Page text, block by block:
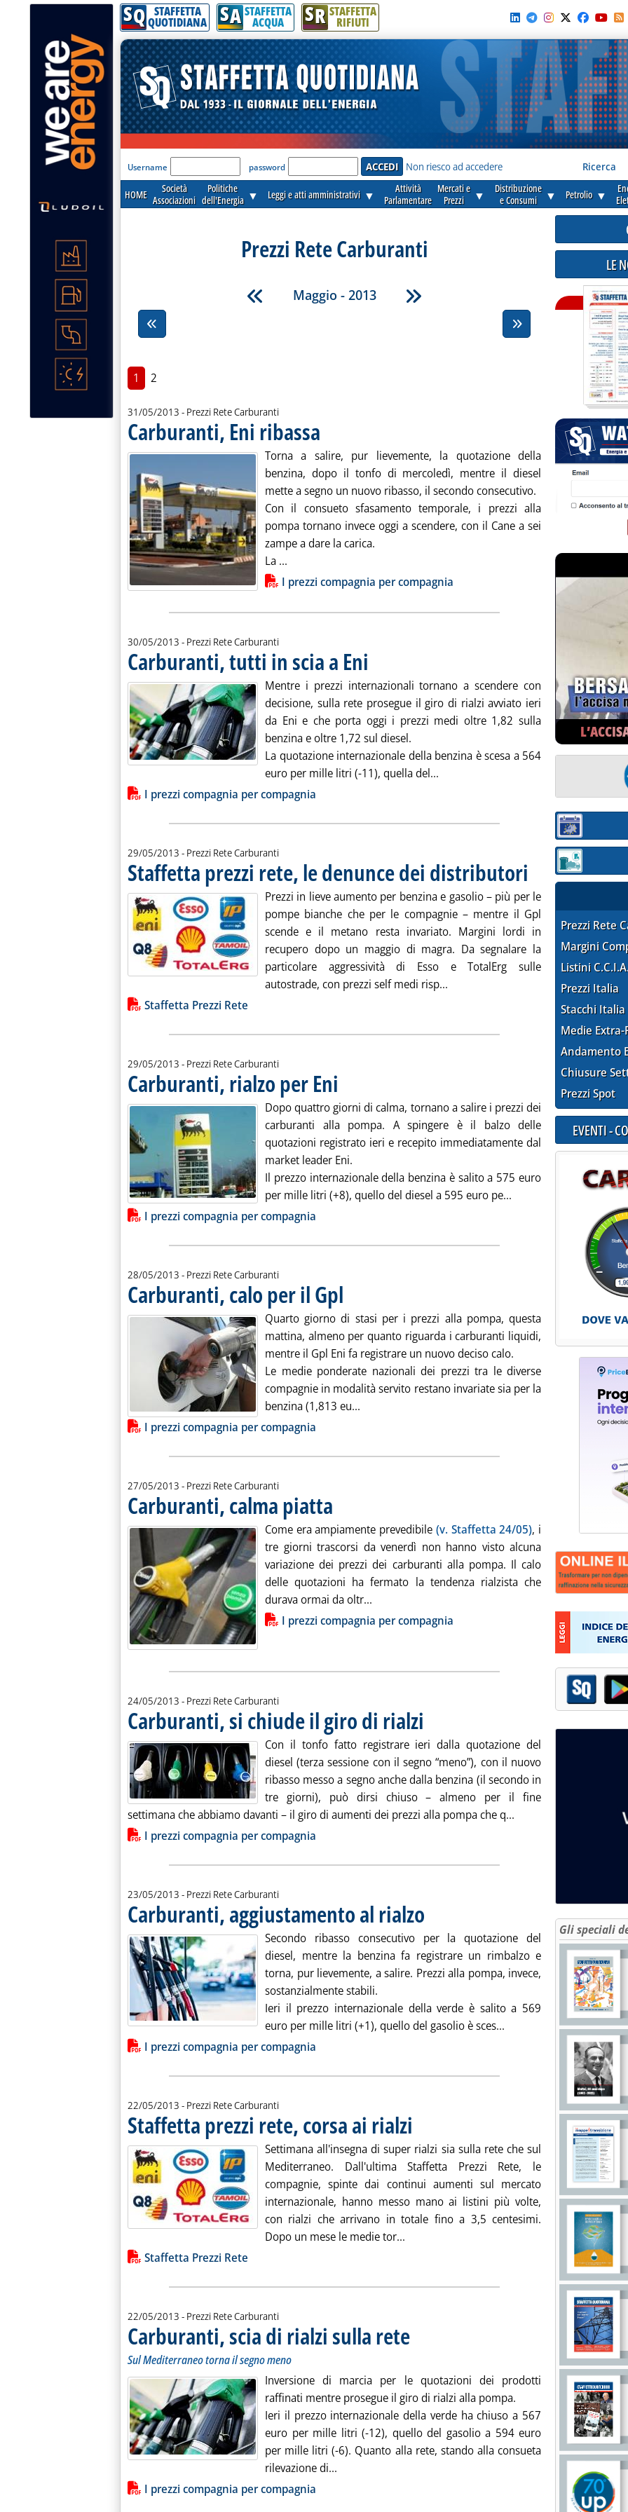
SQ STAFFETTA
QUOTIDIANA SA STAFFETTA
ACQUA SR STAFFETTA
RIFIUTI
'Modulo Login per accedere'
Username password Non riesco ad accedere Ricerca
HOME
Società
Associazioni
Politiche
dell'Energia ▼ Leggi e atti amministrativi ▼
Attività
Parlamentare
Mercati e
Prezzi
▼
Distribuzione
e Consumi
▼ Petrolio ▼
Prezzi Rete Carburanti
Maggio - 2013
1 2
31/05/2013 - Prezzi Rete Carburanti
Carburanti, Eni ribassa
Torna a salire, pur lievemente, la quotazione della
benzina, dopo il tonfo di mercoledì, mentre il diesel
mette a segno un nuovo ribasso, il secondo consecutivo.
Con il consueto sfasamento temporale, i prezzi alla
pompa tornano invece oggi a scendere, con il Cane a sei
zampe a dare la carica.
La ...
Lista allegati PDF alla notiziaI prezzi compagnia per compagnia
30/05/2013 - Prezzi Rete Carburanti
Carburanti, tutti in scia a Eni
Mentre i prezzi internazionali tornano a scendere con
decisione, sulla rete prosegue il giro di rialzi avviato ieri
da Eni e che porta oggi i prezzi medi oltre 1,82 sulla
benzina e oltre 1,72 sul diesel.
La quotazione internazionale della benzina è scesa a 564
euro per mille litri (-11), quella del... Leggi tutta la notizia: 'Carburanti,
Lista allegati PDF alla notizia
I prezzi compagnia per compagnia
29/05/2013 - Prezzi Rete Carburanti
Staffetta prezzi rete, le denunce dei distributori . Pubblicata mercoledì 29
Prezzi in lieve aumento per benzina e gasolio – più per le
pompe bianche che per le compagnie – mentre il Gpl
scende e il metano resta invariato. Margini lordi in
recupero dopo un maggio di magra. Da segnalare la
particolare aggressività di Esso e TotalErg sulle
autostrade, con prezzi self medi risp... Leggi tutta la notizia: 'Staffetta
Lista allegati PDF alla notizia
Staffetta Prezzi Rete
29/05/2013 - Prezzi Rete Carburanti
Carburanti, rialzo per Eni
Dopo quattro giorni di calma, tornano a salire i prezzi dei
carburanti alla pompa. A spingere è il balzo delle
quotazioni registrato ieri e recepito immediatamente dal
market leader Eni.
Il prezzo internazionale della benzina è salito a 575 euro
per mille litri (+8), quello del diesel a 595 euro pe... Leggi tutta la notizia:
Lista allegati PDF alla notizia
I prezzi compagnia per compagnia
28/05/2013 - Prezzi Rete Carburanti
Carburanti, calo per il Gpl
Quarto giorno di stasi per i prezzi alla pompa, questa
mattina, almeno per quanto riguarda i carburanti liquidi,
mentre il Gpl Eni fa registrare un nuovo deciso calo.
Le medie ponderate nazionali dei prezzi tra le diverse
compagnie in modalità servito restano invariate sia per la
benzina (1,813 eu... Leggi tutta la notizia: 'Carburanti, calo per il Gpl'
Lista allegati PDF alla notizia
I prezzi compagnia per compagnia
27/05/2013 - Prezzi Rete Carburanti
Carburanti, calma piatta
Come era ampiamente prevedibile (v. Staffetta 24/05), i
tre giorni trascorsi da venerdì non hanno visto alcuna
variazione dei prezzi dei carburanti alla pompa. Il calo
delle quotazioni ha fermato la tendenza rialzista che
durava ormai da oltr... Leggi tutta la notizia: 'Carburanti, calma piatta'
Lista allegati PDF alla notiziaI prezzi compagnia per compagnia
24/05/2013 - Prezzi Rete Carburanti
Carburanti, si chiude il giro di rialzi . Pubblicata venerdì 24 maggio 2013 alle 8.46.
Con il tonfo fatto registrare ieri dalla quotazione del
diesel (terza sessione con il segno “meno”), con il nuovo
ribasso messo a segno anche dalla benzina (il secondo in
tre giorni), può dirsi chiuso – almeno per il fine
settimana che abbiamo davanti – il giro di aumenti dei prezzi alla pompa che q... Leggi tutta la notizia:
Lista allegati PDF alla notizia
I prezzi compagnia per compagnia
23/05/2013 - Prezzi Rete Carburanti
Carburanti, aggiustamento al rialzo . Pubblicata giovedì 23 maggio 2013 alle 9.9.
Secondo ribasso consecutivo per la quotazione del
diesel, mentre la benzina fa registrare un rimbalzo e
torna, pur lievemente, a salire. Prezzi alla pompa, invece,
sostanzialmente stabili.
Ieri il prezzo internazionale della verde è salito a 569
euro per mille litri (+1), quello del gasolio è sces... Leggi tutta la notizia:
Lista allegati PDF alla notizia
I prezzi compagnia per compagnia
22/05/2013 - Prezzi Rete Carburanti
Staffetta prezzi rete, corsa ai rialzi . Pubblicata mercoledì 22 maggio 2013 alle 15.31.
Settimana all'insegna di super rialzi sia sulla rete che sul
Mediterraneo. Dall'ultima Staffetta Prezzi Rete, le
compagnie, spinte dai continui aumenti sul mercato
internazionale, hanno messo mano ai listini più volte,
con rialzi che arrivano in totale fino a 3,5 centesimi.
Dopo un mese le medie tor... Leggi tutta la notizia: 'Staffetta prezzi rete,
Lista allegati PDF alla notizia
Staffetta Prezzi Rete
22/05/2013 - Prezzi Rete Carburanti
Carburanti, scia di rialzi sulla rete . Sottotitolo: Sul Mediterraneo torna il segno meno
Sul Mediterraneo torna il segno meno
Inversione di marcia per le quotazioni dei prodotti
raffinati mentre prosegue il giro di rialzi alla pompa.
Ieri il prezzo internazionale della verde ha chiuso a 567
euro per mille litri (-12), quello del gasolio a 594 euro
per mille litri (-6). Quanto alla rete, stando alla consueta
rilevazione di...
Lista allegati PDF alla notizia
I prezzi compagnia per compagnia
LE
Sezione:
Sezione:
Prezzi Rete
Margini
Listini
Prezzi Italia
Stacchi Italia
Medie Extra-
Andamento
Chiusure
Prezzi Spot
EVENTI -
Gli speciali